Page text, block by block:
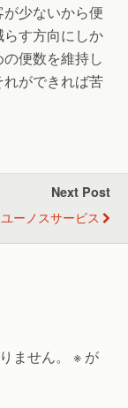
少ないから便
す方向にしか
便数を維持し
ができれば苦
Next Post
ユーノスサービス
ません。 ※ が